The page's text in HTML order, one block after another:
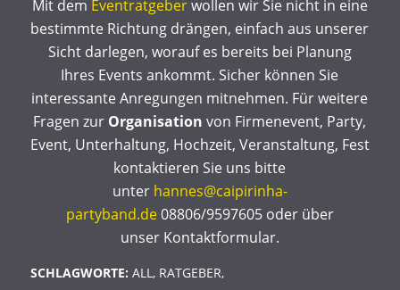
Mit dem Eventratgeberwollen wir Sie nicht in eine
bestimmte Richtung drängen, einfach aus unserer
Sicht darlegen, worauf es bereits bei Planung
Ihres Events ankommt. Sicher können Sie
interessante Anregungen mitnehmen. Für weitere
Fragen zur Organisation von Firmenevent, Party,
Event, Unterhaltung, Hochzeit, Veranstaltung, Fest
kontaktieren Sie uns bitte
unter hannes@caipirinha-
partyband.de 08806/9597605 oder über
unser Kontaktformular.
SCHLAGWORTE: ALL, RATGEBER,